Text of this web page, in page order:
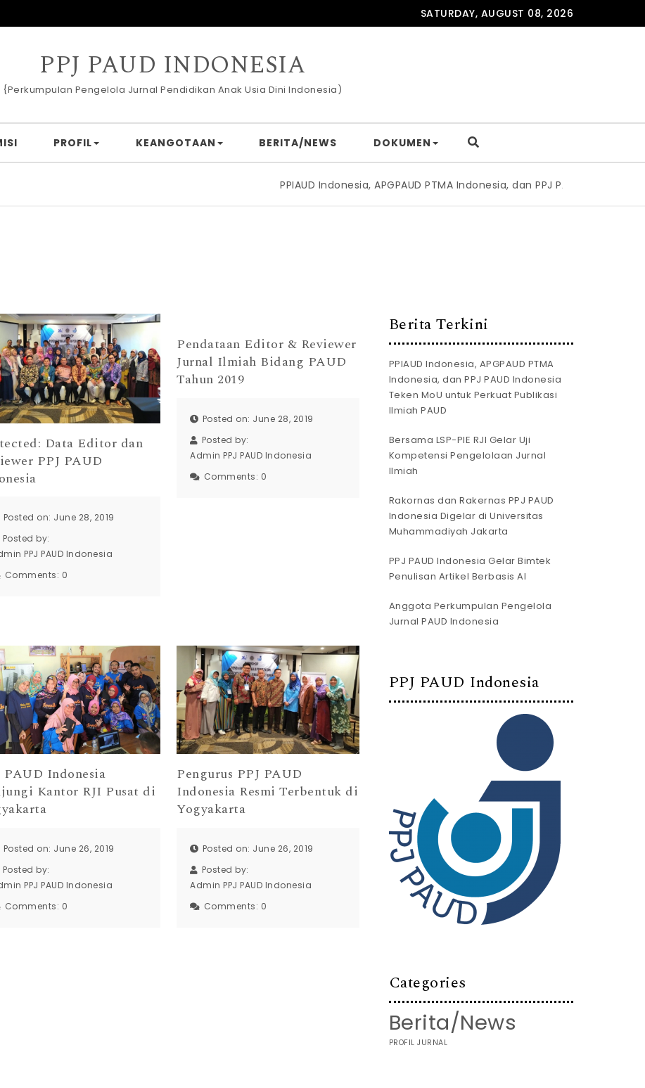
SATURDAY, AUGUST 08, 2026
PPJ PAUD INDONESIA
{Perkumpulan Pengelola Jurnal Pendidikan Anak Usia Dini Indonesia)
PROFIL KEANGOTAAN BERITA/NEWS DOKUMEN
PPIAUD Indonesia, APGPAUD PTMA Indonesia, dan PPJ PAUD Indonesia
Data Editor dan
PPJ PAUD
Posted on: June 28, 2019
Posted by:
PPJ PAUD Indonesia
Comments: 0
Pendataan Editor & Reviewer
Jurnal Ilmiah Bidang PAUD
Tahun 2019
Posted on: June 28, 2019
Posted by:
Admin PPJ PAUD Indonesia
Comments: 0
PAUD Indonesia
Kantor RJI Pusat di
Posted on: June 26, 2019
Posted by:
PPJ PAUD Indonesia
Comments: 0
Pengurus PPJ PAUD
Indonesia Resmi Terbentuk di
Yogyakarta
Posted on: June 26, 2019
Posted by:
Admin PPJ PAUD Indonesia
Comments: 0
Berita Terkini
PPIAUD Indonesia, APGPAUD PTMA
Indonesia, dan PPJ PAUD Indonesia
Teken MoU untuk Perkuat Publikasi
Ilmiah PAUD
Bersama LSP-PIE RJI Gelar Uji
Kompetensi Pengelolaan Jurnal
Ilmiah
Rakornas dan Rakernas PPJ PAUD
Indonesia Digelar di Universitas
Muhammadiyah Jakarta
PPJ PAUD Indonesia Gelar Bimtek
Penulisan Artikel Berbasis AI
Anggota Perkumpulan Pengelola
Jurnal PAUD Indonesia
PPJ PAUD Indonesia
Categories
Berita/News
PROFIL JURNAL